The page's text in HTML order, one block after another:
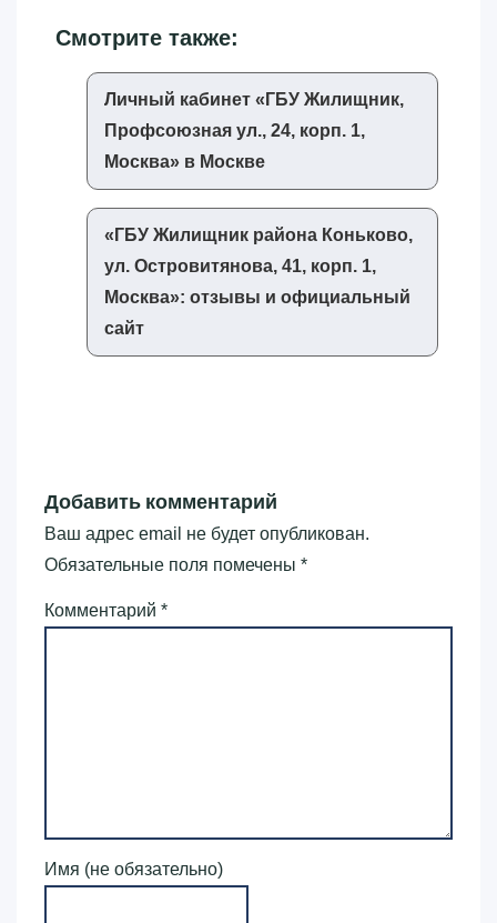
Смотрите также:
Личный кабинет «‎ГБУ Жилищник,
Профсоюзная ул., 24, корп. 1,
Москва»‎ в Москве
«‎ГБУ Жилищник района Коньково,
ул. Островитянова, 41, корп. 1,
Москва»‎: отзывы и официальный
сайт
Добавить комментарий
Ваш адрес email не будет опубликован.
Обязательные поля помечены *
Комментарий *
Имя (не обязательно)